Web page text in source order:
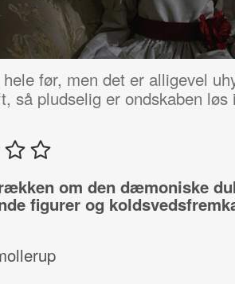
før, men det er alligevel
så pludselig er ondskaben
om den dæmoniske
figurer og